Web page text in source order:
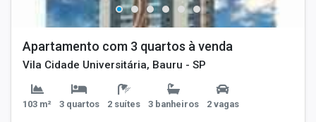
Apartamento com 3 quartos à venda
Vila Cidade Universitária, Bauru - SP
103 m² 3 quartos 2 suítes 3 banheiros 2 vagas